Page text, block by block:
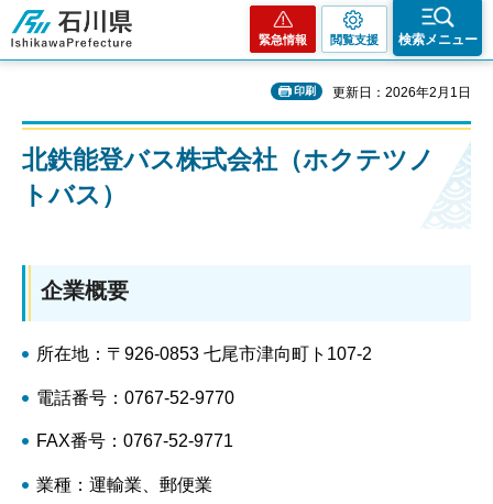
石川県
緊急情報 閲覧支援 検索メニュー
印刷 更新日：2026年2月1日
北鉄能登バス株式会社（ホクテツノ
トバス）
企業概要
所在地：〒926-0853 七尾市津向町ト107-2
電話番号：0767-52-9770
FAX番号：0767-52-9771
業種：運輸業、郵便業